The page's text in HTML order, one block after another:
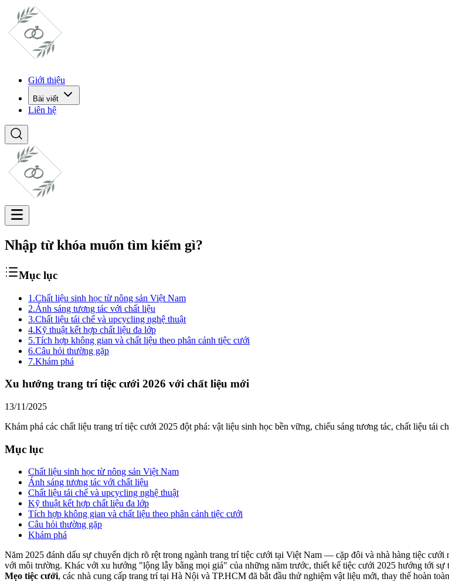
Giới thiệu
Bài viết
Liên hệ
Nhập từ khóa muốn tìm kiếm gì?
Mục lục
1.Chất liệu sinh học từ nông sản Việt Nam
2.Ánh sáng tương tác với chất liệu
3.Chất liệu tái chế và upcycling nghệ thuật
4.Kỹ thuật kết hợp chất liệu đa lớp
5.Tích hợp không gian và chất liệu theo phân cảnh tiệc cưới
6.Câu hỏi thường gặp
7.Khám phá
Xu hướng trang trí tiệc cưới 2026 với chất liệu mới
13/11/2025
Khám phá các chất liệu trang trí tiệc cưới 2025 đột phá: vật liệu sinh học bền vững, chiếu sáng tương tác, chất liệu tái
Mục lục
Chất liệu sinh học từ nông sản Việt Nam
Ánh sáng tương tác với chất liệu
Chất liệu tái chế và upcycling nghệ thuật
Kỹ thuật kết hợp chất liệu đa lớp
Tích hợp không gian và chất liệu theo phân cảnh tiệc cưới
Câu hỏi thường gặp
Khám phá
Năm 2025 đánh dấu sự chuyển dịch rõ rệt trong ngành trang trí tiệc cưới tại Việt Nam — cặp đôi và nhà hàng tiệc
với môi trường. Khác với xu hướng "lộng lẫy bằng mọi giá" của những năm trước, thiết kế tiệc cưới 2025 hướng tới sự
Mẹo tiệc cưới, các nhà cung cấp trang trí tại Hà Nội và TP.HCM đã bắt đầu thử nghiệm vật liệu mới, thay thế hoàn